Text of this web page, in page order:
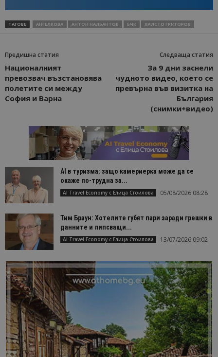
ТАГОВЕ АНГЕЛКОВА АНТОН НАЛБАНТОВ БЧК ХРИСТО ГРИГОРОВ
Предишна статия
Националният
превозвач възстановява
полетите си между
София и Варна
Следваща статия
За 9 дни заснели
чудното видео, което се
превърна във визитка на
България
(снимки+видео)
AI в туризма: защо камериерка може да се
окаже по-трудна за...
AI Travel Economy с Елица Стоилова 05/08/2026 08:28
Тим Браун: Хотелите губят пари заради грешки в
данните и липсващи...
AI Travel Economy с Елица Стоилова 13/07/2026 09:02